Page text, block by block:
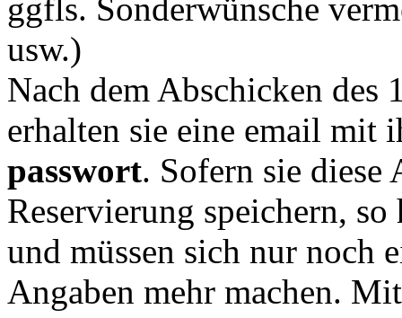
ggfls. Sonderwünsche
usw.)
Nach dem Abschicken
erhalten sie eine email mit
passwort. Sofern sie diese
Reservierung speichern,
und müssen sich nur noch
Angaben mehr machen.